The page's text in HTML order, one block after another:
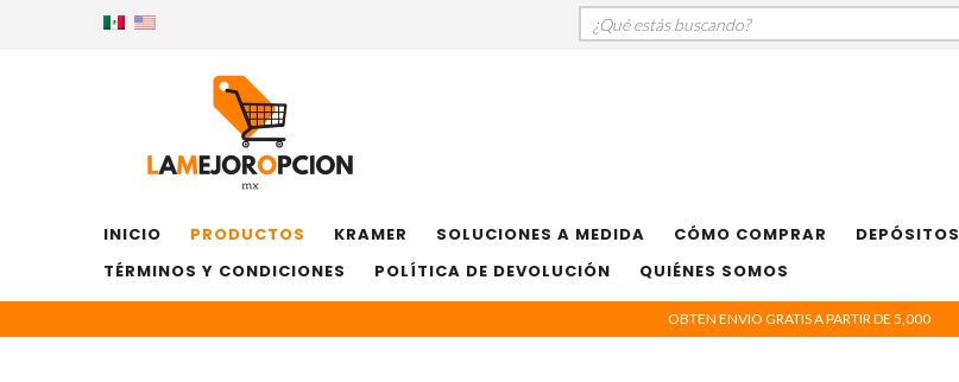
INICIO PRODUCTOS KRAMER SOLUCIONES A MEDIDA CÓMO COMPRAR DEPÓSITOS
TÉRMINOS Y CONDICIONES
POLÍTICA DE DEVOLUCIÓN QUIÉNES SOMOS
OBTEN ENVIO GRATIS A PARTIR DE 5,000